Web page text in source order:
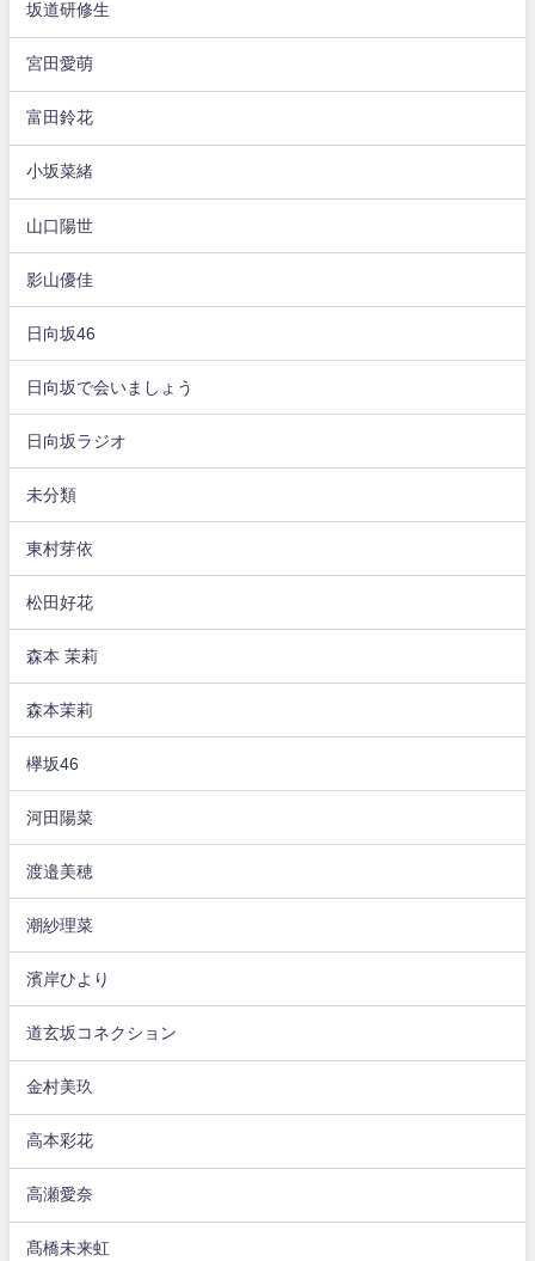
坂道研修生
宮田愛萌
富田鈴花
小坂菜緒
山口陽世
影山優佳
日向坂46
日向坂で会いましょう
日向坂ラジオ
未分類
東村芽依
松田好花
森本 茉莉
森本茉莉
欅坂46
河田陽菜
渡邉美穂
潮紗理菜
濱岸ひより
道玄坂コネクション
金村美玖
高本彩花
高瀬愛奈
髙橋未来虹